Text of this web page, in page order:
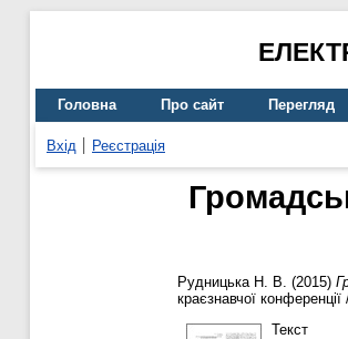
Головна Про сайт Перегляд
Вхід Реєстрація
Рудницька Н. В. (2015)
краєзнавчої
Текст